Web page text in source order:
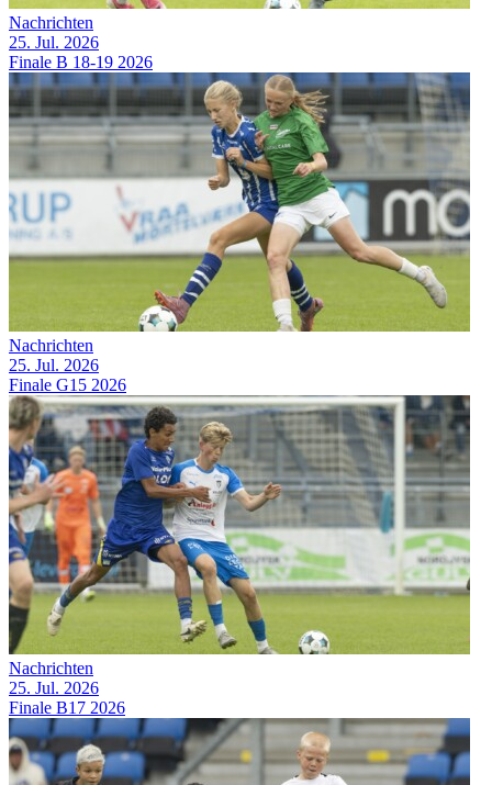
Nachrichten
25. Jul. 2026
Finale B 18-19 2026
Nachrichten
25. Jul. 2026
Finale G15 2026
Nachrichten
25. Jul. 2026
Finale B17 2026